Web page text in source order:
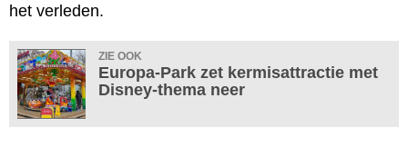
het verleden.
ZIE OOK
Europa-Park zet kermisattractie met
Disney-thema neer